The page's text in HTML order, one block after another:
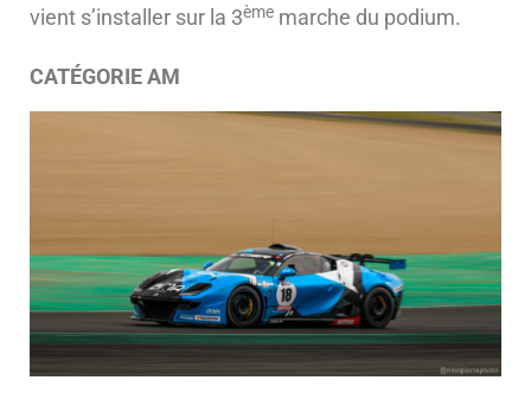
vient s’installer sur la 3ème marche du podium.
CATÉGORIE AM